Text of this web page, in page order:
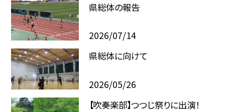
県総体の報告
2026/07/14
県総体に向けて
2026/05/26
【吹奏楽部】つつじ祭りに出演！